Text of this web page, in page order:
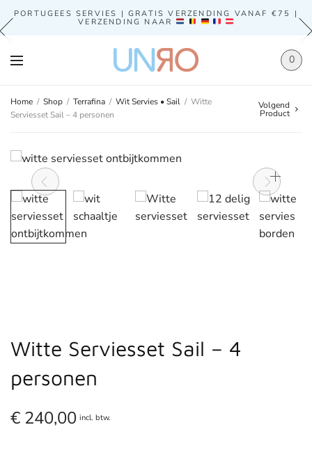
PORTUGEES SERVIES | GRATIS VERZENDING VANAF €75 |
VERZENDING NAAR
0
Home / Shop / Terrafina / Wit Servies • Sail / Witte
Serviesset Sail – 4 personen
Volgend
Product
Witte Serviesset Sail – 4
personen
€ 240,00 incl. btw.